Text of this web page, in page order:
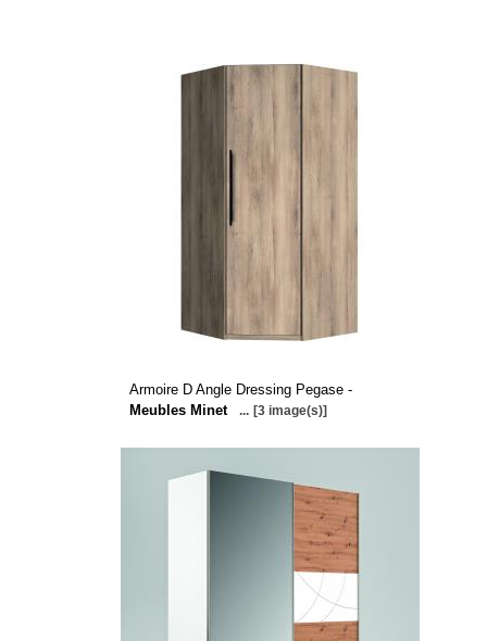
Armoire D Angle Dressing Pegase -
Meubles Minet
... [3 image(s)]